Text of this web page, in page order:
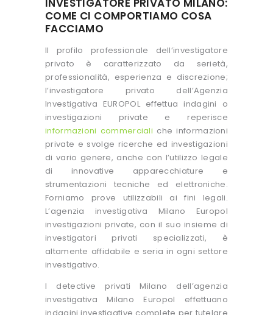
INVESTIGATORE PRIVATO MILANO:
COME CI COMPORTIAMO COSA
FACCIAMO
Il profilo professionale dell’investigatore
privato è caratterizzato da serietà,
professionalità, esperienza e discrezione;
l’investigatore privato dell’Agenzia
Investigativa EUROPOL effettua indagini o
investigazioni private e reperisce
informazioni commerciali che informazioni
private e svolge ricerche ed investigazioni
di vario genere, anche con l’utilizzo legale
di innovative apparecchiature e
strumentazioni tecniche ed elettroniche.
Forniamo prove utilizzabili ai fini legali.
L’agenzia investigativa Milano Europol
investigazioni private, con il suo insieme di
investigatori privati specializzati, è
altamente affidabile e seria in ogni settore
investigativo.
I detective privati Milano dell’agenzia
investigativa Milano Europol effettuano